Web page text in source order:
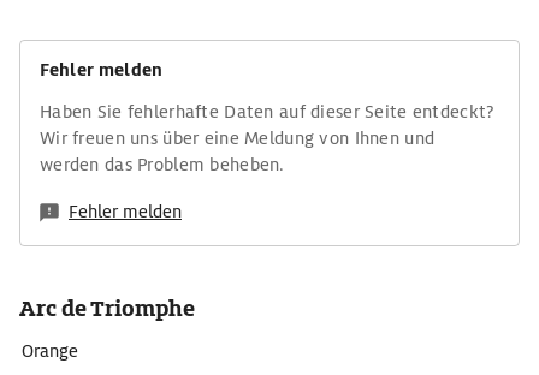
Fehler melden
Haben Sie fehlerhafte Daten auf dieser Seite entdeckt?
Wir freuen uns über eine Meldung von Ihnen und
werden das Problem beheben.
Fehler melden
Arc de Triomphe
Orange